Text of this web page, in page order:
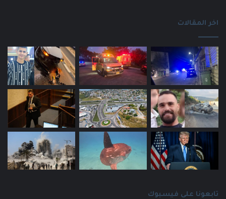
اخر المقالات
تابعونا على فيسبوك